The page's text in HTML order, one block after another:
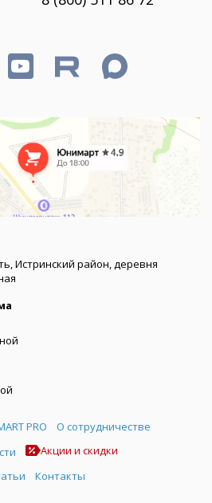
Истринский район, деревня
PRO
О сотрудничестве
Акции и скидки
Контакты